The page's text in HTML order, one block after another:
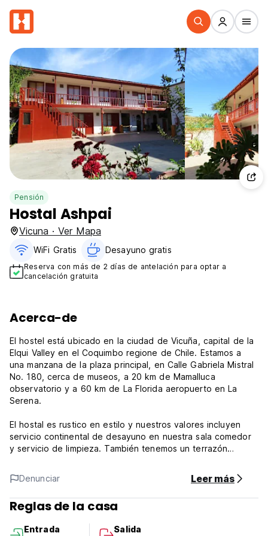
Pensión
Hostal Ashpai
Vicuna · Ver Mapa
WiFi Gratis Desayuno gratis
Reserva con más de 2 días de antelación para optar a
cancelación gratuita
Acerca-de
El hostel está ubicado en la ciudad de Vicuña, capital de la
Elqui Valley en el Coquimbo regione de Chile. Estamos a
una manzana de la plaza principal, en Calle Gabriela Mistral
No. 180, cerca de museos, a 20 km de Mamalluca
observatorio y a 60 km de La Florida aeropuerto en La
Serena.
El hostal es rustico en estilo y nuestros valores incluyen
servicio continental de desayuno en nuestra sala comedor
y servicio de limpieza. También tenemos un terrazón
recepción 24 horas.
No se pueden fumar en las habitaciones (tenemos un
smoking area) y ellas tienen cable TV y Wi-Fi. El hostal no
tienen una habitación compartida, con varias disponibles.
Denunciar Leer más
Reglas de la casa
Entrada
Salida